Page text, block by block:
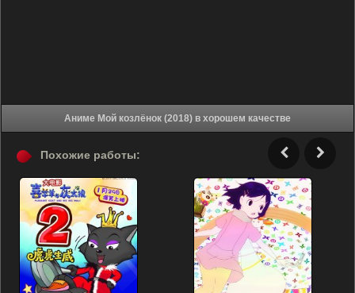
Аниме Мой козлёнок (2018) в хорошем качестве
Похожие работы: